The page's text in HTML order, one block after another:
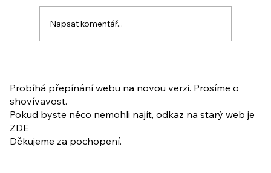
ukázkové lekce
Napsat komentář...
Probíhá přepínání webu na novou verzi. Prosíme o
shovívavost.
Pokud byste něco nemohli najít, odkaz na starý web je
ZDE
Děkujeme za pochopení.